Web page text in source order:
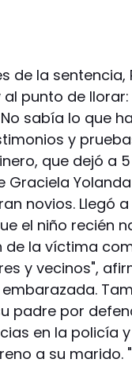
de la
punto de
sabía lo que
y
que dejó a
Graciela
novios. Llegó
el niño recién
de la víctima
y vecinos",
padre por
en la policía
a su marido.